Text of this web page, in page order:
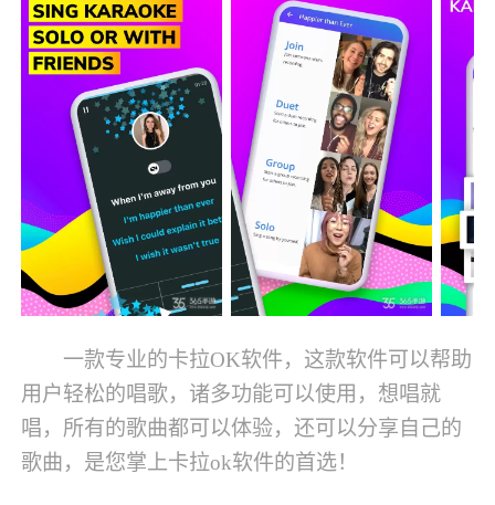
一款专业的卡拉OK软件，这款软件可以帮助
用户轻松的唱歌，诸多功能可以使用，想唱就
唱，所有的歌曲都可以体验，还可以分享自己的
歌曲，是您掌上卡拉ok软件的首选！